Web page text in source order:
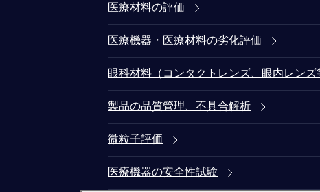
医療材料の評価
医療機器・医療材料の劣化評価
眼科材料（コンタクトレンズ、眼内レンズ
製品の品質管理、不具合解析
微粒子評価
医療機器の安全性試験